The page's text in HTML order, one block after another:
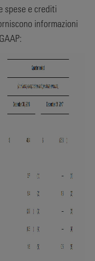
spese e crediti
informazioni